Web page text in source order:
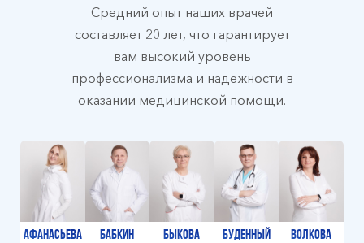
Средний опыт наших врачей
составляет 20 лет, что гарантирует
вам высокий уровень
профессионализма и надежности в
оказании медицинской помощи.
Афанасьева
Бабкин
Быкова
Буденный
Волкова